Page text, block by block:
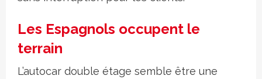
Les Espagnols occupent le
terrain
L’autocar double étage semble être une